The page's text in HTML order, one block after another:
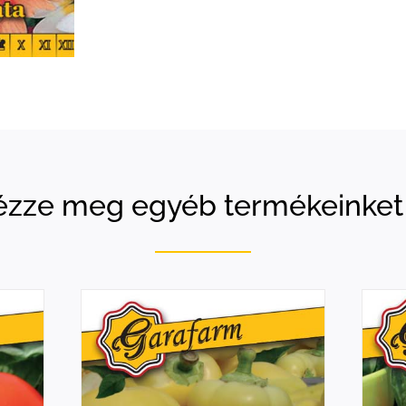
meg egyéb termékeinket